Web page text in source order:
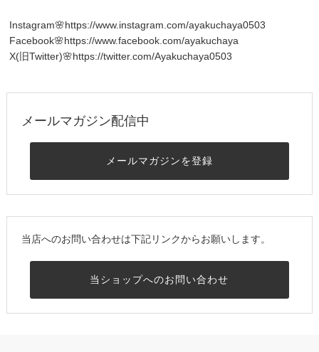
Instagram🌸https://www.instagram.com/ayakuchaya0503
Facebook🌸https://www.facebook.com/ayakuchaya
X(旧Twitter)🌸https://twitter.com/Ayakuchaya0503
メールマガジン配信中
メールマガジンを登録
当店へのお問い合わせは下記リンクからお願いします。
当ショップへのお問い合わせ